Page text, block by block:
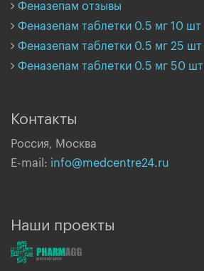
Феназепам отзывы
Феназепам таблетки 0.5 мг 10 шт
Феназепам таблетки 0.5 мг 25 шт
Феназепам таблетки 0.5 мг 50 шт
Контакты
Россия, Москва
E-mail: info@medcentre24.ru
Наши проекты